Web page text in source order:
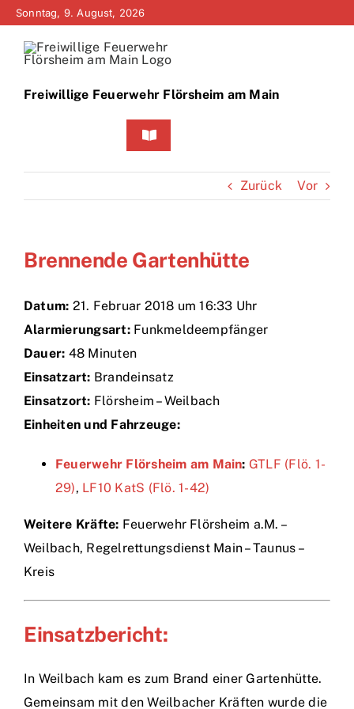
Zum
springen
Sonntag, 9. August, 2026
Freiwillige Feuerwehr Flörsheim am Main
Toggle
Home
Bürgerinfo
Über uns
Technik
Zurück Vor
Brennende Gartenhütte
Datum: 21. Februar 2018 um 16:33 Uhr
Alarmierungsart:Funkmeldeempfänger
Dauer: 48 Minuten
Einsatzart: Brandeinsatz
Einsatzort: Flörsheim – Weilbach
Einheiten und Fahrzeuge:
Feuerwehr Flörsheim am Main: GTLF (Flö. 1-
29), LF10 KatS (Flö. 1-42)
Weitere Kräfte: Feuerwehr Flörsheim a.M. –
Weilbach, Regelrettungsdienst Main – Taunus –
Kreis
Einsatzbericht:
In Weilbach kam es zum Brand einer Gartenhütte.
Gemeinsam mit den Weilbacher Kräften wurde die